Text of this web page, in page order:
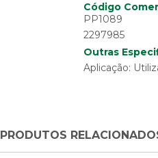
Código
PP1089
2297985
Outras
Aplicação:
PRODUTOS